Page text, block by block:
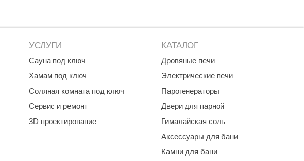
УСЛУГИ
Сауна под ключ
Хамам под ключ
Соляная комната под ключ
Сервис и ремонт
3D проектирование
КАТАЛОГ
Дровяные печи
Электрические печи
Парогенераторы
Двери для парной
Гималайская соль
Аксессуары для бани
Камни для бани